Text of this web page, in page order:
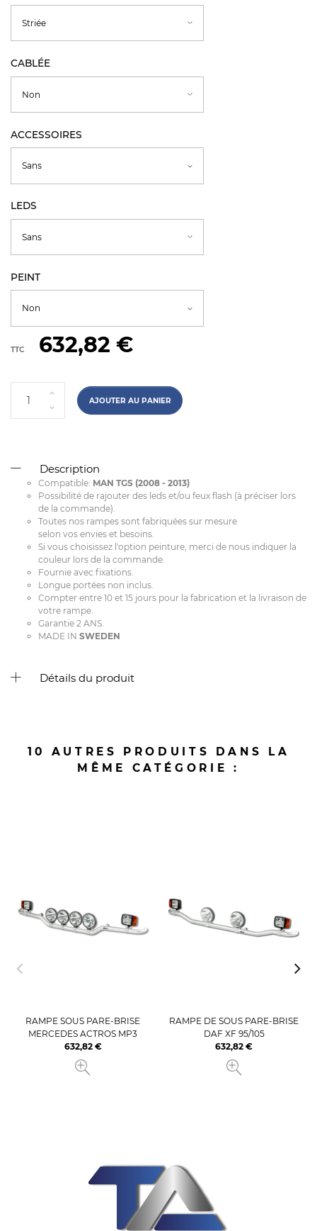
CABLÉE
ACCESSOIRES
LEDS
PEINT
632,82 €
TTC
AJOUTER AU PANIER
Description
Compatible: MAN TGS (2008 - 2013)
Possibilité de rajouter des leds et/ou feux flash (à préciser lors
de la commande).
Toutes nos rampes sont fabriquées sur mesure
selon vos envies et besoins.
Si vous choisissez l'option peinture, merci de nous indiquer la
couleur lors de la commande.
Fournie avec fixations.
Longue portées non inclus.
Compter entre 10 et 15 jours pour la fabrication et la livraison de
votre rampe.
Garantie 2 ANS.
MADE IN SWEDEN
Détails du produit
10 AUTRES PRODUITS DANS LA
MÊME CATÉGORIE :
RAMPE SOUS PARE-BRISE
MERCEDES ACTROS MP3
Prix
632,82 €
RAMPE DE SOUS PARE-BRISE
DAF XF 95/105
Prix
632,82 €